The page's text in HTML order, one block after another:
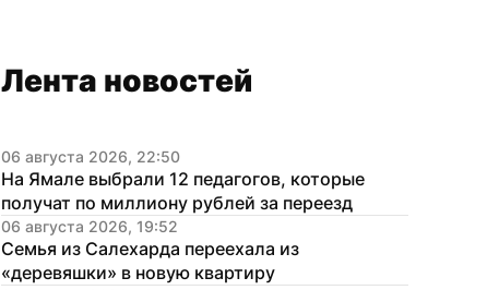
Лента новостей
06 августа 2026, 22:50
На Ямале выбрали 12 педагогов, которые
получат по миллиону рублей за переезд
06 августа 2026, 19:52
Семья из Салехарда переехала из
«деревяшки» в новую квартиру